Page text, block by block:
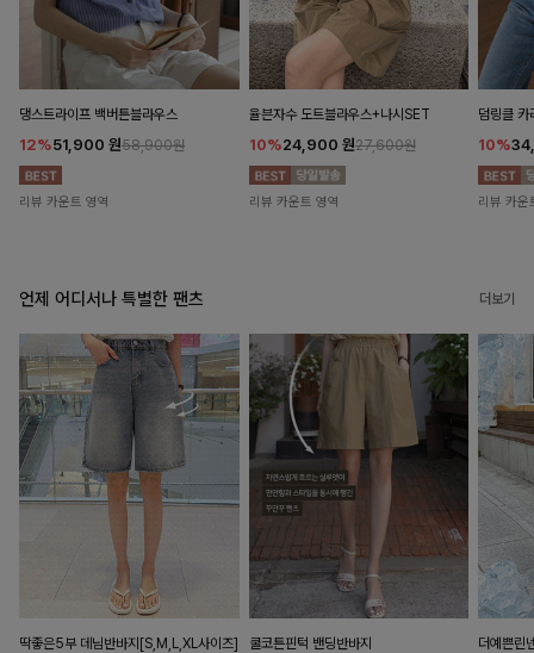
댕스트라이프 백버튼블라우스
12%51,900 원58,900원
리뷰 카운트 영역
율븐자수 도트블라우스+나시SET
10%24,900 원27,600원
리뷰 카운트 영역
덤링클 카
10%
리뷰 카운
언제 어디서나 특별한 팬츠 더보기
딱좋은5부 데님반바지[S,M,L,XL사이즈] 쿨코튼핀턱 밴딩반바지
더예쁜린